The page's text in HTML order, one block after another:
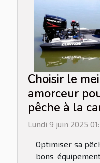
Choisir le
amorceur
pêche à la
Lundi 9 juin 2025
Optimiser sa
bons